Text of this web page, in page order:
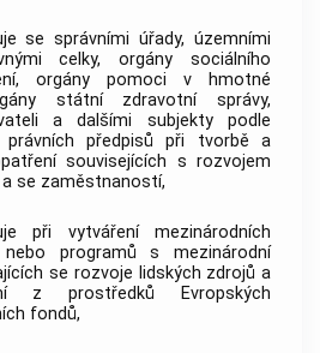
se správními úřady, územními
celky, orgány sociálního
orgány pomoci v hmotné
státní zdravotní správy,
a dalšími subjekty podle
právních předpisů při tvorbě a
souvisejících s rozvojem
se zaměstnaností,
při vytváření mezinárodních
nebo programů s mezinárodní
se rozvoje lidských zdrojů a
z prostředků Evropských
fondů,